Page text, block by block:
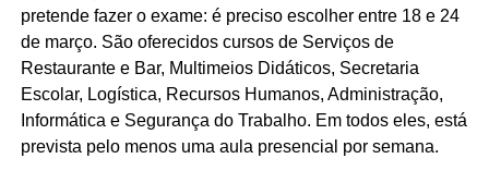
pretende fazer o exame: é preciso escolher entre 18 e 24
de março. São oferecidos cursos de Serviços de
Restaurante e Bar, Multimeios Didáticos, Secretaria
Escolar, Logística, Recursos Humanos, Administração,
Informática e Segurança do Trabalho. Em todos eles, está
prevista pelo menos uma aula presencial por semana.